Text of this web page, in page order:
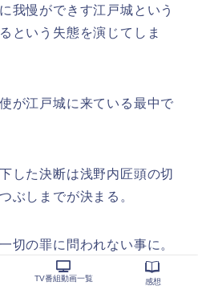
我慢ができす江戸城という
という失態を演じてしま
が江戸城に来ている最中で
した決断は浅野内匠頭の切
ぶしまでが決まる。
切の罪に問われない事に。
成敗。
TV番組動画一覧 感想